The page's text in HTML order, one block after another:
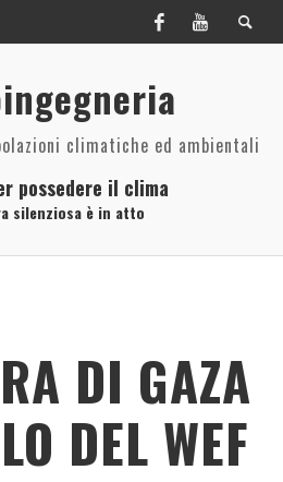
climatiche ed ambientali
possedere il clima
silenziosa è in atto
DI GAZA
DEL WEF